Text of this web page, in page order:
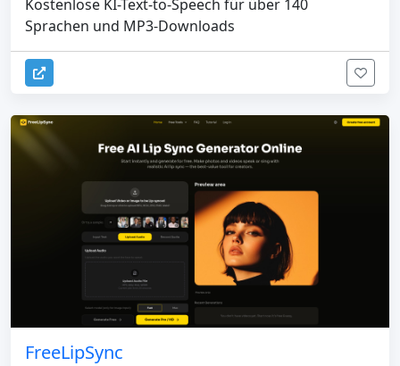
Kostenlose KI-Text-to-Speech für über 140
Sprachen und MP3-Downloads
FreeLipSync